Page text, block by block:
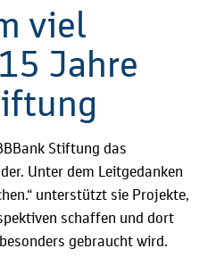
viel
Jahre
Stiftung das
Unter dem Leitgedanken
unterstützt sie Projekte,
schaffen und dort
gebraucht wird.